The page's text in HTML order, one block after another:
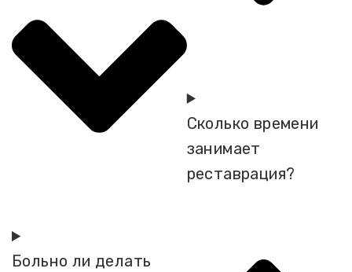
Больно ли делать
Сколько времени
занимает
реставрация?